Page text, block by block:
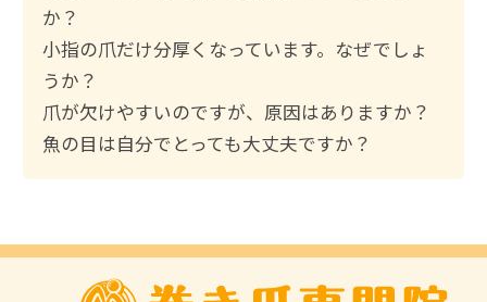
か？
小指の爪だけ分厚くなっています。なぜでしょ
うか？
爪が欠けやすいのですが、原因はありますか？
魚の目は自分でとっても大丈夫ですか？